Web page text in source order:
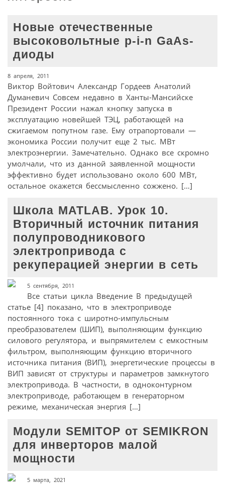
Новые отечественные
высоковольтные p-i-n GaAs-
диоды
8 апреля, 2011
Виктор Войтович Александр Гордеев Анатолий
Думаневич Совсем недавно в Ханты-Мансийске
Президент России нажал кнопку запуска в
эксплуатацию новейшей ТЭЦ, работающей на
сжигаемом попутном газе. Ему отрапортовали —
экономика России получит еще 2 тыс. МВт
электроэнергии. Замечательно. Однако все скромно
умолчали, что из данной заявленной мощности
эффективно будет использовано около 600 МВт,
остальное окажется бессмысленно сожжено. […]
Школа MATLAB. Урок 10.
Вторичный источник питания
полупроводникового
электропривода с
рекуперацией энергии в сеть
5 сентября, 2011
Все статьи цикла Введение В предыдущей
статье [4] показано, что в электроприводе
постоянного тока с широтно-импульсным
преобразователем (ШИП), выполняющим функцию
силового регулятора, и выпрямителем с емкостным
фильтром, выполняющим функцию вторичного
источника питания (ВИП), энергетические процессы в
ВИП зависят от структуры и параметров замкнутого
электропривода. В частности, в одноконтурном
электроприводе, работающем в генераторном
режиме, механическая энергия […]
Модули SEMITOP от SEMIKRON
для инверторов малой
мощности
5 марта, 2021